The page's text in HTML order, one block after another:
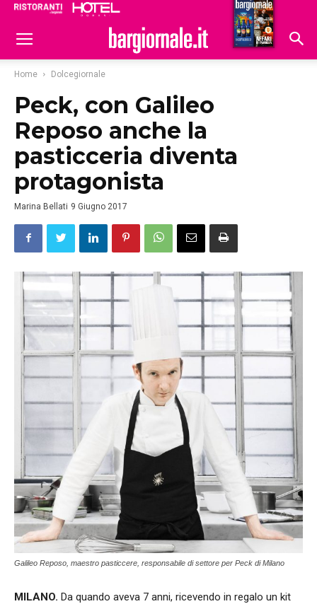
Hoteldomani
Home Dolcegiornale
Peck, con Galileo
Reposo anche la
pasticceria diventa
protagonista
Marina Bellati 9 Giugno 2017
Galileo Reposo, maestro pasticcere, responsabile di settore per Peck di Milano
MILANO. Da quando aveva 7 anni, ricevendo in regalo un kit